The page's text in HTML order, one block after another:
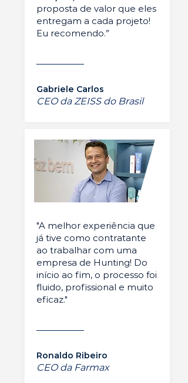
proposta de valor que eles
entregam a cada projeto!
Eu recomendo.”
Gabriele Carlos
CEO da ZEISS do Brasil
"A melhor experiência que
já tive como contratante
ao trabalhar com uma
empresa de Hunting! Do
início ao fim, o processo foi
fluido, profissional e muito
eficaz."
Ronaldo Ribeiro
CEO da Farmax